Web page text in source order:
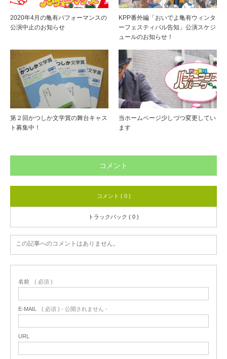
2020年4月の亀有パフォーマンスの
公演中止のお知らせ
KPP番外編「おいでよ亀有ウィンタ
ーフェスティバル告知」公演スケジ
ュールのお知らせ！
第２回かつしか文学賞の舞台キャス
ト募集中！
当ホームページ少しづつ変更してい
ます
コメント
コメント ( 0 )
トラックバック ( 0 )
この記事へのコメントはありません。
名前 ( 必須 )
E-MAIL ( 必須 ) - 公開されません -
URL